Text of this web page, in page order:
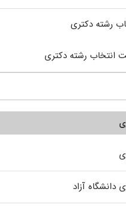
رشته دکتری
انتخاب رشته دکتری
دانشگاه آزاد